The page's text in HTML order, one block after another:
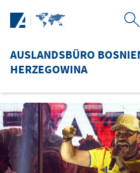
AUSLANDSBÜRO
HERZEGOWINA